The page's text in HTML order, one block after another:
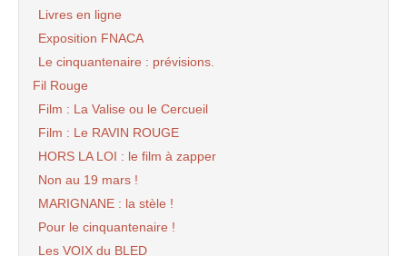
Livres en ligne
Exposition FNACA
Le cinquantenaire : prévisions.
Fil Rouge
Film : La Valise ou le Cercueil
Film : Le RAVIN ROUGE
HORS LA LOI : le film à zapper
Non au 19 mars !
MARIGNANE : la stèle !
Pour le cinquantenaire !
Les VOIX du BLED